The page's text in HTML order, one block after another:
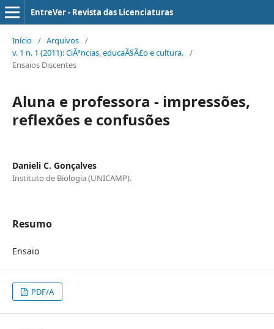
EntreVer - Revista das Licenciaturas
Início / Arquivos /
v. 1 n. 1 (2011): CiÃªncias, educaÃ§Ã£o e cultura. /
Ensaios Discentes
Aluna e professora - impressões,
reflexões e confusões
Danieli C. Gonçalves
Instituto de Biologia (UNICAMP).
Resumo
Ensaio
PDF/A